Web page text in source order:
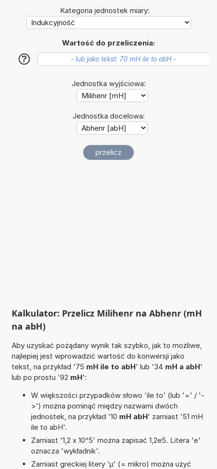
Kategoria jednostek miary:
Wartość do przeliczenia:
?
Jednostka wyjściowa:
Jednostka docelowa:
Kalkulator: Przelicz Milihenr na Abhenr (mH
na abH)
Aby uzyskać pożądany wynik tak szybko, jak to możliwe,
najlepiej jest wprowadzić wartość do konwersji jako
tekst, na przykład '75 mH ile to abH' lub '34 mH a abH'
lub po prostu '92 mH':
W większości przypadków słowo 'ile to' (lub '=' / '-
>') można pominąć między nazwami dwóch
jednostek, na przykład '10 mH abH' zamiast '51 mH
ile to abH'.
Zamiast '1,2 x 10^5' można zapisać 1,2e5. Litera 'e'
oznacza 'wykładnik'.
Zamiast greckiej litery 'µ' (= mikro) można użyć